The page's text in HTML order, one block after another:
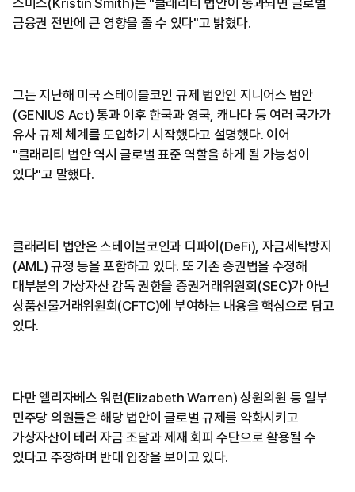
스미스(Kristin Smith)는 "클래리티 법안이 통과되면 글로벌
금융권 전반에 큰 영향을 줄 수 있다"고 밝혔다.
그는 지난해 미국 스테이블코인 규제 법안인 지니어스 법안
(GENIUS Act) 통과 이후 한국과 영국, 캐나다 등 여러 국가가
유사 규제 체계를 도입하기 시작했다고 설명했다. 이어
"클래리티 법안 역시 글로벌 표준 역할을 하게 될 가능성이
있다"고 말했다.
클래리티 법안은 스테이블코인과 디파이(DeFi), 자금세탁방지
(AML) 규정 등을 포함하고 있다. 또 기존 증권법을 수정해
대부분의 가상자산 감독 권한을 증권거래위원회(SEC)가 아닌
상품선물거래위원회(CFTC)에 부여하는 내용을 핵심으로 담고
있다.
다만 엘리자베스 워런(Elizabeth Warren) 상원의원 등 일부
민주당 의원들은 해당 법안이 글로벌 규제를 약화시키고
가상자산이 테러 자금 조달과 제재 회피 수단으로 활용될 수
있다고 주장하며 반대 입장을 보이고 있다.